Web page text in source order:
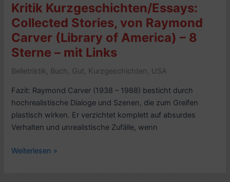
–
8
Sterne
Kritik Kurzgeschichten/Essays:
Collected Stories, von Raymond
Carver (Library of America) – 8
Sterne – mit Links
Belletristik, Buch , Gut, Kurzgeschichten , USA
Fazit: Raymond Carver (1938 – 1988) besticht durch
hochrealistische Dialoge und Szenen, die zum Greifen
plastisch wirken. Er verzichtet komplett auf absurdes
Verhalten und unrealistische Zufälle, wenn
Kritik
Weiterlesen »